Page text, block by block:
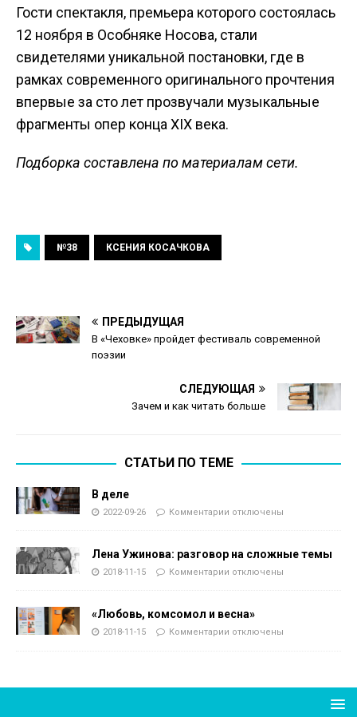
Гости спектакля, премьера которого состоялась
12 ноября в Особняке Носова, стали
свидетелями уникальной постановки, где в
рамках современного оригинального прочтения
впервые за сто лет прозвучали музыкальные
фрагменты опер конца XIX века.
Подборка составлена по материалам сети.
№38 КСЕНИЯ КОСАЧКОВА
ПРЕДЫДУЩАЯ
В «Чеховке» пройдет фестиваль современной
поэзии
СЛЕДУЮЩАЯ
Зачем и как читать больше
СТАТЬИ ПО ТЕМЕ
В деле
2022-09-26 Комментарии отключены
Лена Ужинова: разговор на сложные темы
2018-11-15 Комментарии отключены
«Любовь, комсомол и весна»
2018-11-15 Комментарии отключены